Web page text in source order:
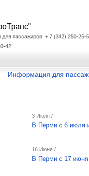
пассажиров: + 7 (342) 250-25-
42
Информация для
3 Июля /
В Перми с 6 июля
16 Июня /
В Перми с 17 июня